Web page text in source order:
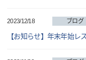
2023/12/18 ブログ
【お知らせ】年末年始レ